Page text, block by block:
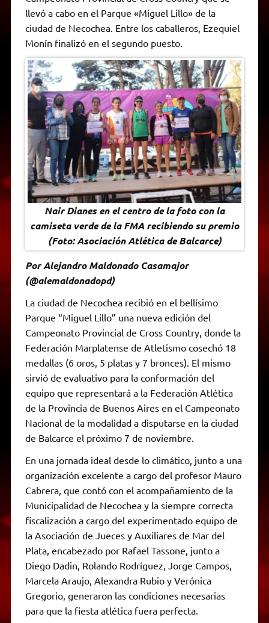
A
p
p
a
m
e
r
o
k
n
g
e
n
k
F
r
i
n
d
l
y
llevó a cabo en el Parque «Miguel Lillo» de la
ciudad de Necochea. Entre los caballeros, Ezequiel
Monín finalizó en el segundo puesto.
Nair Dianes en el centro de la foto con la
camiseta verde de la FMA recibiendo su premio
(Foto: Asociación Atlética de Balcarce)
Por Alejandro Maldonado Casamajor
(@alemaldonadopd)
La ciudad de Necochea recibió en el bellísimo
Parque “Miguel Lillo” una nueva edición del
Campeonato Provincial de Cross Country, donde la
Federación Marplatense de Atletismo cosechó 18
medallas (6 oros, 5 platas y 7 bronces). El mismo
sirvió de evaluativo para la conformación del
equipo que representará a la Federación Atlética
de la Provincia de Buenos Aires en el Campeonato
Nacional de la modalidad a disputarse en la ciudad
de Balcarce el próximo 7 de noviembre.
En una jornada ideal desde lo climático, junto a una
organización excelente a cargo del profesor Mauro
Cabrera, que contó con el acompañamiento de la
Municipalidad de Necochea y la siempre correcta
fiscalización a cargo del experimentado equipo de
la Asociación de Jueces y Auxiliares de Mar del
Plata, encabezado por Rafael Tassone, junto a
Diego Dadin, Rolando Rodríguez, Jorge Campos,
Marcela Araujo, Alexandra Rubio y Verónica
Gregorio, generaron las condiciones necesarias
para que la fiesta atlética fuera perfecta.